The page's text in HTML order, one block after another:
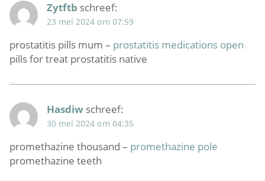
Zytftb schreef:
23 mei 2024 om 07:59
prostatitis pills mum – prostatitis medications open
pills for treat prostatitis native
Hasdiw schreef:
30 mei 2024 om 04:35
promethazine thousand – promethazine pole
promethazine teeth